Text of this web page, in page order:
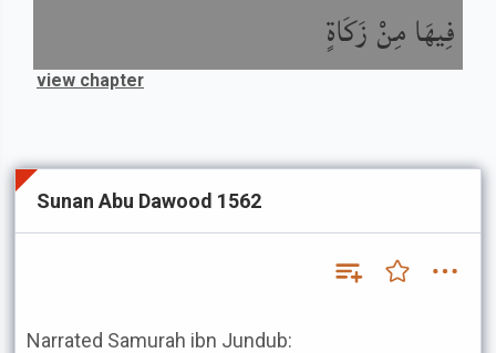
فِيهَا مِنْ زَكَاةٍ
view chapter
Sunan Abu Dawood 1562
Narrated Samurah ibn Jundub: